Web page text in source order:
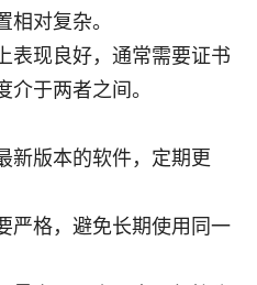
相对复杂。
表现良好，通常需要证书
介于两者之间。
新版本的软件，定期更
严格，避免长期使用同一